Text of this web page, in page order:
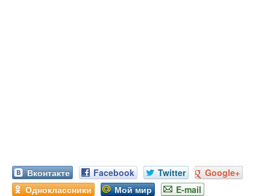
Вконтакте Facebook Twitter
Google+
Одноклассники
Мой мир E-mail